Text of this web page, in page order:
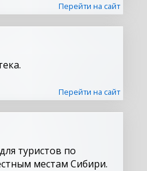
Перейти на сайт
Перейти на сайт
туристов по
местам Сибири.